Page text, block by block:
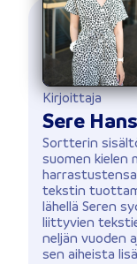
Kirjoittaja
Sere
Sortterin
suomen kielen
tekstin
lähellä Seren
liittyvien
neljän vuoden
sen aiheista